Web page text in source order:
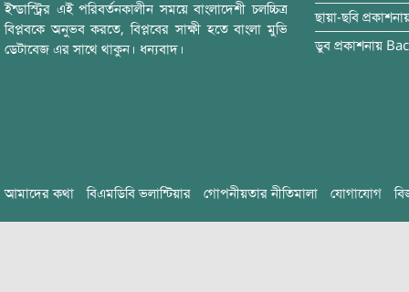
ইন্ডাস্ট্রির এই পরিবর্তনকালীন সময়ে বাংলাদেশী চলচ্চিত্র
বিপ্লবকে অনুভব করতে, বিপ্লবের সাক্ষী হতে বাংলা মুভি
ডেটাবেজ এর সাথে থাকুন। ধন্যবাদ।
ছায়া-ছবি
ডুব প্রকাশনায়
আমাদের কথা বিএমডিবি ভলান্টিয়ার গোপনীয়তার নীতিমালা যোগাযোগ